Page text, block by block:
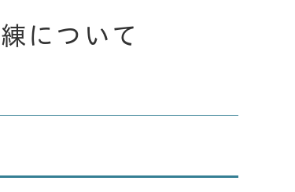
について